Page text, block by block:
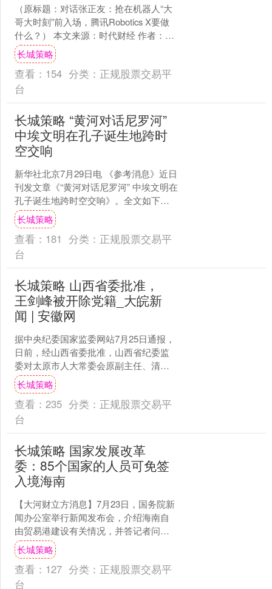
（原标题：对话张正友：抢在机器人“大
哥大时刻”前入场，腾讯Robotics X要做
什么？） 本文来源：时代财经 作者：冯
恋阁 “活动结束了，去喝一杯吗？” “这....
长城策略
查看： 154 分类： 正规股票交易平
台
长城策略 “黄河对话尼罗河”
中埃文明在孔子诞生地跨时
空交响
新华社北京7月29日电 《参考消息》近日
刊发文章《“黄河对话尼罗河” 中埃文明在
孔子诞生地跨时空交响》。全文如下：
第十一届尼山世界文明论坛期间，中阿
卫视前驻华....
长城策略
查看： 181 分类： 正规股票交易平
台
长城策略 山西省委批准，
王剑峰被开除党籍_大皖新
闻 | 安徽网
据中央纪委国家监委网站7月25日通报，
日前，经山西省委批准，山西省纪委监
委对太原市人大常委会原副主任、清徐
县委原书记王剑峰严重违纪违法问题进
行立案审查调查。 经....
长城策略
查看： 235 分类： 正规股票交易平
台
长城策略 国家发展改革
委：85个国家的人员可免签
入境海南
【大河财立方消息】7月23日，国务院新
闻办公室举行新闻发布会，介绍海南自
由贸易港建设有关情况，并答记者问。
国家发展改革委副主任王昌林会上表
示，5年多来，在中央....
长城策略
查看： 127 分类： 正规股票交易平
台